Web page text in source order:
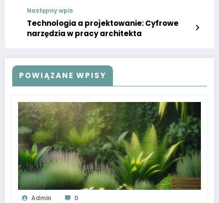
Następny wpis
Technologia a projektowanie: Cyfrowe
narzędzia w pracy architekta
POWIĄZANE WPISY
Admin 0